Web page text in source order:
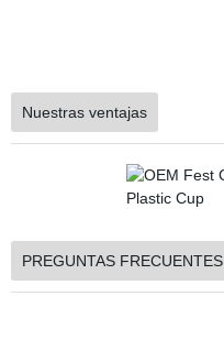
Nuestras ventajas
PREGUNTAS FRECUENTES